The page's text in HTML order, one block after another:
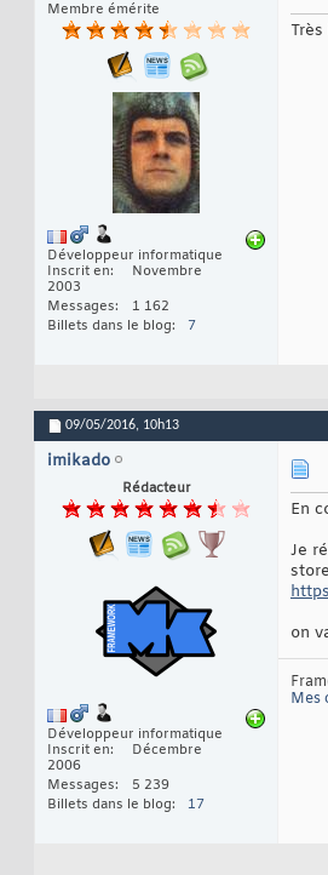
Membre émérite
Développeur informatique
Inscrit en
Novembre
2003
Messages
1 162
Billets dans le blog
7
09/05/2016, 10h13
imikado
Rédacteur
Développeur informatique
Inscrit en
Décembre
2006
Messages
5 239
Billets dans le blog
17
En
Je
on
Mes